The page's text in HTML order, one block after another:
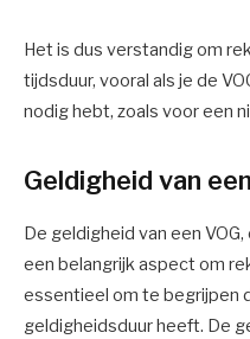
Het is dus verstandig om
tijdsduur, vooral als je de
nodig hebt, zoals voor een
Geldigheid van
De geldigheid van een
een belangrijk aspect om
essentieel om te begrijpen
geldigheidsduur heeft. De